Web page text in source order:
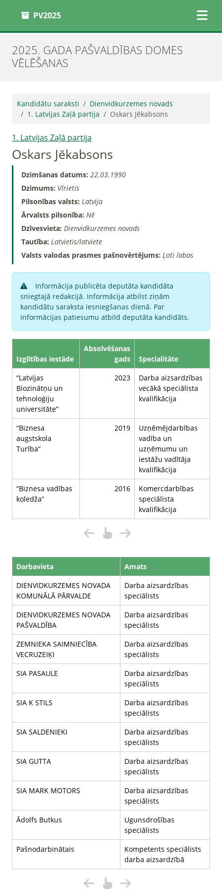
PV2025
2025. GADA PAŠVALDĪBAS DOMES
VĒLĒŠANAS
Kandidātu saraksti
Dienvidkurzemes novads
1. Latvijas Zaļā partija
Oskars Jēkabsons
1. Latvijas Zaļā partija
Oskars Jēkabsons
Dzimšanas datums: 22.03.1990
Dzimums: Vīrietis
Pilsonības valsts: Latvija
Ārvalsts pilsonība: Nē
Dzīvesvieta: Dienvidkurzemes novads
Tautība: Latvietis/latviete
Valsts valodas prasmes pašnovērtējums: Ļoti labas
Informācija publicēta deputāta kandidāta
sniegtajā redakcijā. Informācija atbilst ziņām
kandidātu saraksta iesniegšanas dienā. Par
informācijas patiesumu atbild deputāta kandidāts.
Izglītības iestāde
Absolvēšanas
gads
Specialitāte
“Latvijas
Biozinātņu un
tehnoloģiju
universitāte”
2023
Darba aizsardzības
vecākā speciālista
kvalifikācija
“Biznesa
augstskola
Turība”
2019
Uzņēmējdarbības
vadība un
uzņēmumu un
iestāžu vadītāja
kvalifikācija
“Biznesa vadības
koledža”
2016
Komercdarbības
speciālista
kvalifikācija
Darbavieta
Amats
DIENVIDKURZEMES NOVADA
KOMUNĀLĀ PĀRVALDE
Darba aizsardzības
speciālists
DIENVIDKURZEMES NOVADA
PAŠVALDĪBA
Darba aizsardzības
speciālists
ZEMNIEKA SAIMNIECĪBA
VECRUZEIĶI
Darba aizsardzības
speciālists
SIA PASAULE
Darba aizsardzības
speciālists
SIA K STILS
Darba aizsardzības
speciālists
SIA SALDENIEKI
Darba aizsardzības
speciālists
SIA GUTTA
Darba aizsardzības
speciālists
SIA MARK MOTORS
Darba aizsardzības
speciālists
Ādolfs Butkus
Ugunsdrošības
speciālists
Pašnodarbinātais
Kompetents speciālists
darba aizsardzībā